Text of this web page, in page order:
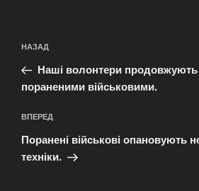
записів
Попередній
запис:
НАЗАД
Наші волонтери
пораненими військовими.
Наступний
запис
ВПЕРЕД
Поранені військові опановують
техніки.